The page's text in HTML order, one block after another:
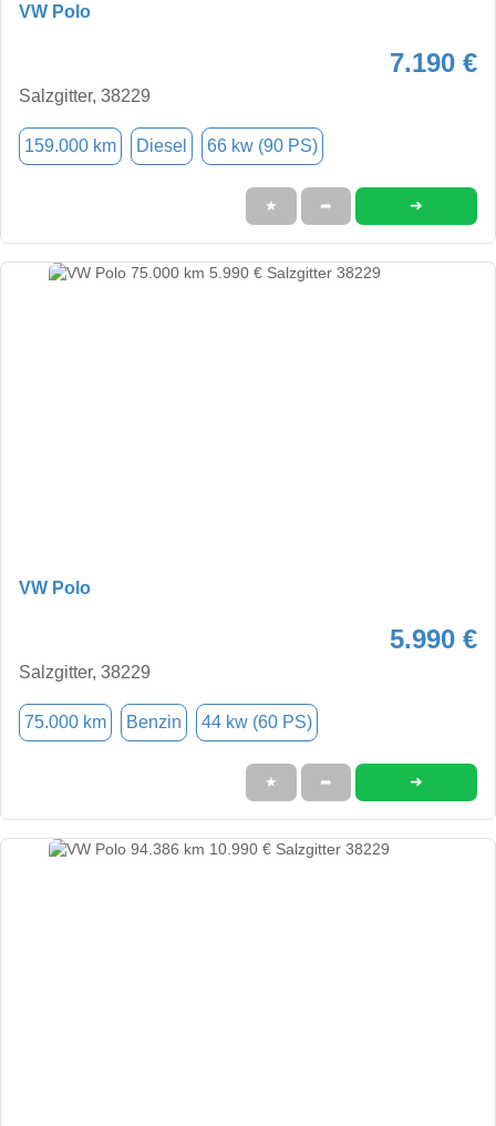
VW Polo
7.190 €
Salzgitter, 38229
159.000 km Diesel 66 kw (90 PS)
★ ➦ ➜
VW Polo
5.990 €
Salzgitter, 38229
75.000 km Benzin 44 kw (60 PS)
★ ➦ ➜